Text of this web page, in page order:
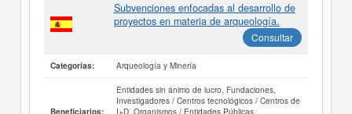
Subvenciones enfocadas al desarrollo de
proyectos en materia de arqueología.
Consultar
Categorías: Arqueología y Minería
Beneficiarios:
Entidades sin ánimo de lucro, Fundaciones,
Investigadores / Centros tecnológicos / Centros de
I+D, Organismos / Entidades Públicas,